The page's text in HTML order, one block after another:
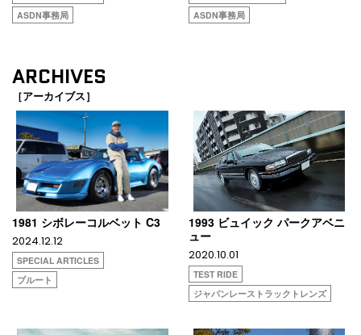
ASDN事務局
ASDN事務局
ARCHIVES
［アーカイブス］
1981 シボレーコルベット C3
2024.12.12
SPECIAL ARTICLES
ブルート
1993 ビュイック パークアベニ
ュー
2020.10.01
TEST RIDE
ジャパンレーストラックトレンズ